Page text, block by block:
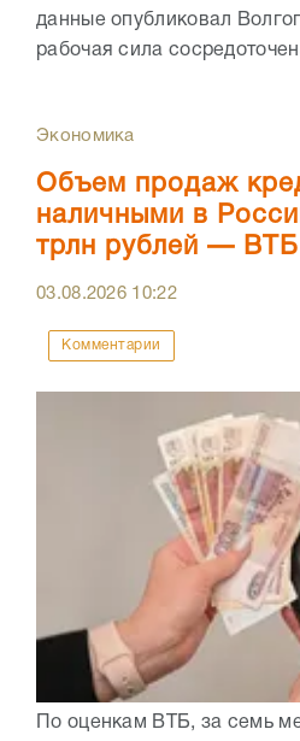
данные опубликовал
рабочая сила
Экономика
Объем продаж
наличными в
трлн рублей — ВТБ
03.08.2026 10:22
Комментарии
По оценкам ВТБ, за семь